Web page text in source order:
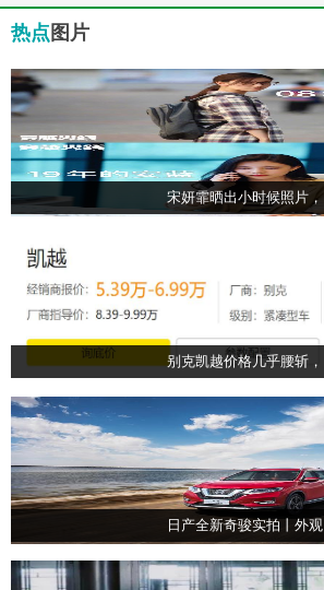
热点 图片
宋妍霏晒出小时候照片，
别克凯越价格几乎腰斩，
日产全新奇骏实拍丨外观